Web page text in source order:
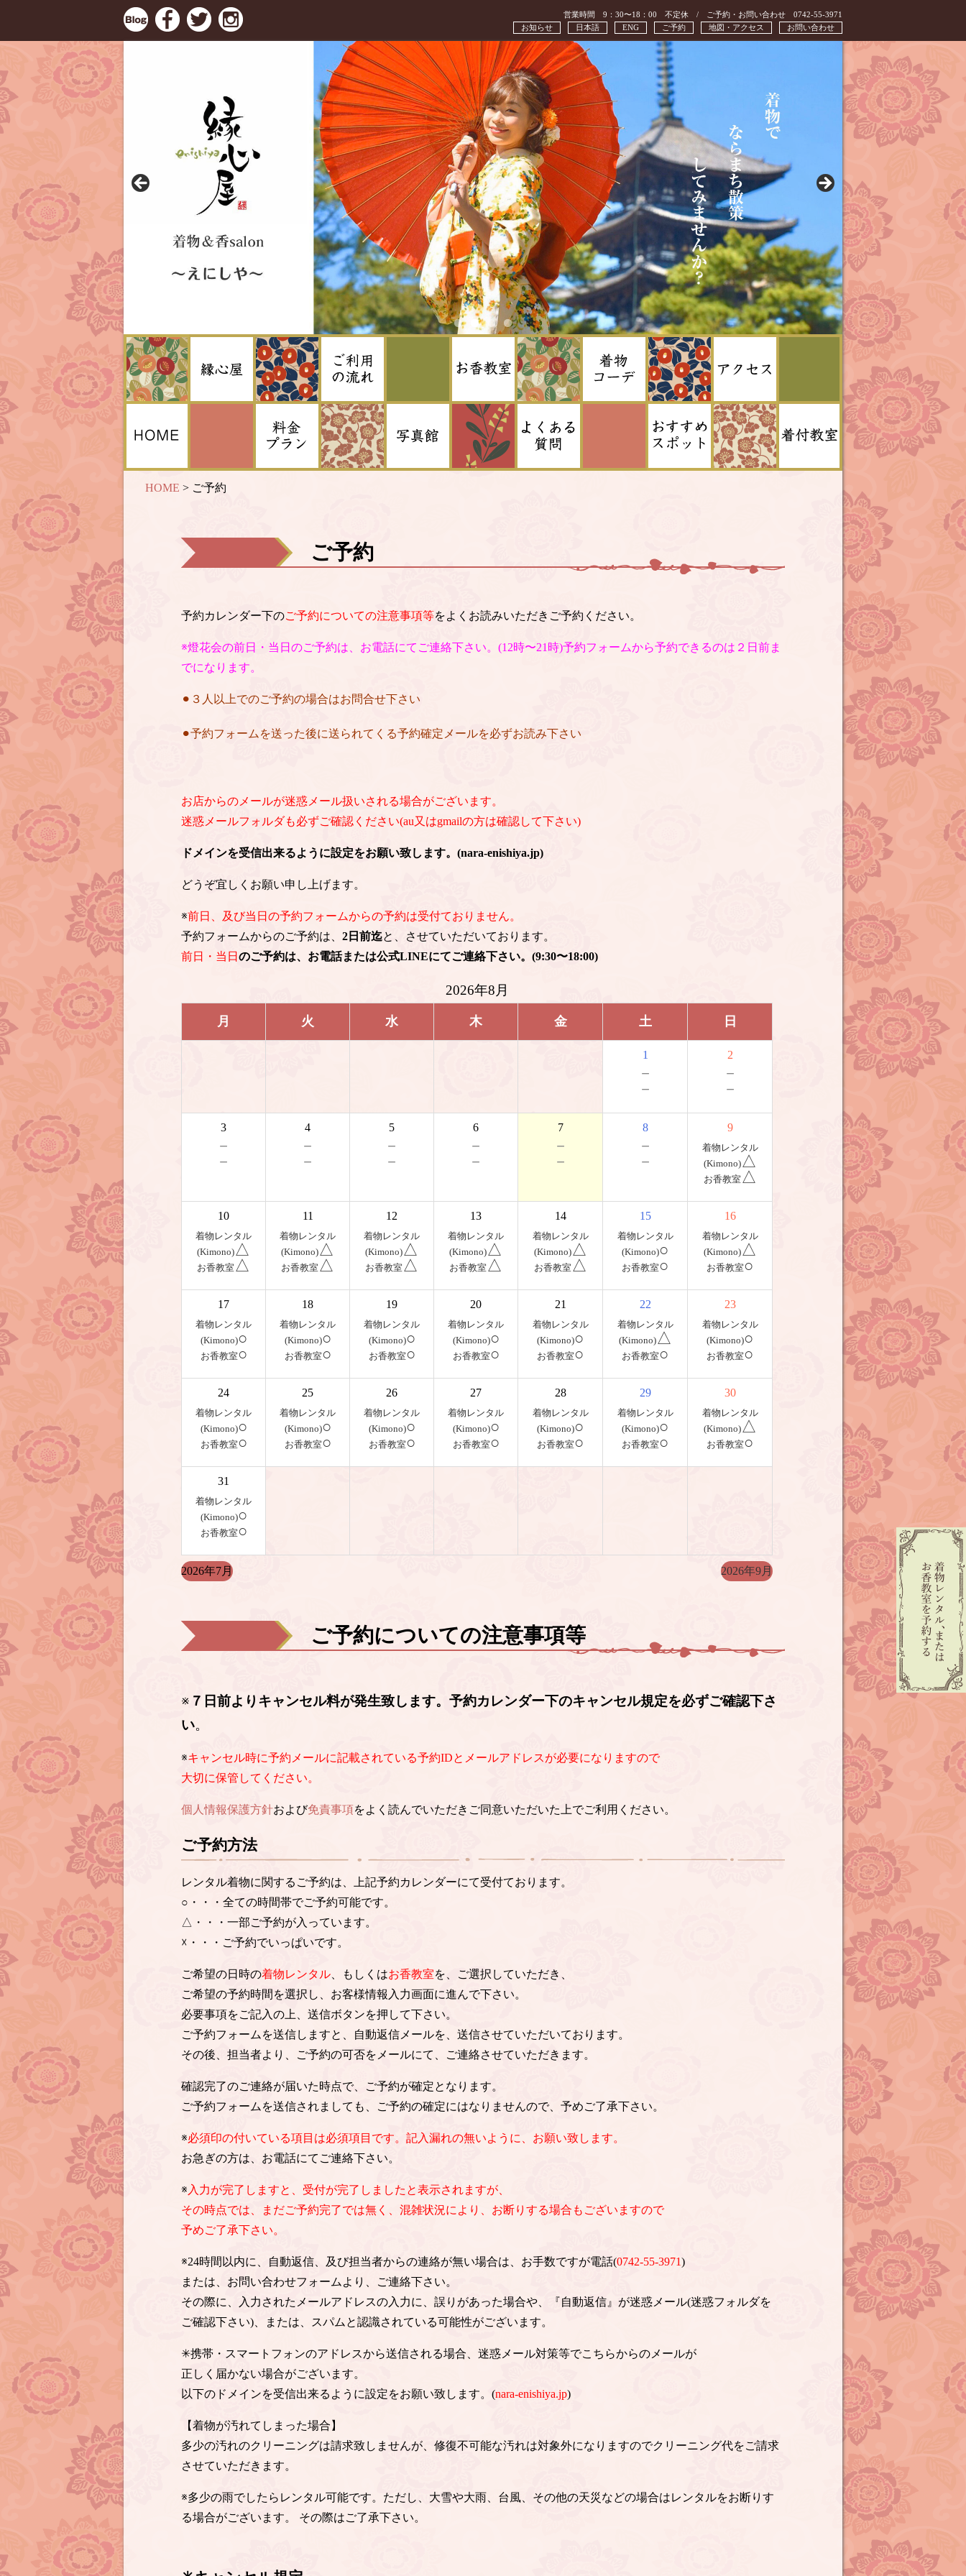
営業時間 9：30〜18：00 不定休 / ご予約・お問い合わせ 0742-55-3971
お問い合わせ
地図・アクセス
ご予約
ENG
日本語
お知らせ
HOME > ご予約
ご予約
予約カレンダー下のご予約についての注意事項等をよくお読みいただきご予約ください。
※燈花会の前日・当日のご予約は、お電話にてご連絡下さい。(12時〜21時)予約フォームから予約できるのは２日前ま
でになります。
⚫︎３人以上でのご予約の場合はお問合せ下さい
⚫︎予約フォームを送った後に送られてくる予約確定メールを必ずお読み下さい
お店からのメールが迷惑メール扱いされる場合がございます。
迷惑メールフォルダも必ずご確認ください(au又はgmailの方は確認して下さい)
ドメインを受信出来るように設定をお願い致します。(nara-enishiya.jp)
どうぞ宜しくお願い申し上げます。
※前日、及び当日の予約フォームからの予約は受付ておりません。
予約フォームからのご予約は、 2日前迄と、させていただいております。
前日・当日 のご予約は、お電話または公式LINEにてご連絡下さい。(9:30〜18:00)
2026年8月
月 火 水 木 金 土 日
1
－
－
2
－
－
3
－
－
4
－
－
5
－
－
6
－
－
7
－
－
8
－
－
9
着物レンタル
(Kimono)△
お香教室 △
10
着物レンタル
(Kimono) △
お香教室 △
11
着物レンタル
(Kimono) △
お香教室 △
12
着物レンタル
(Kimono) △
お香教室 △
13
着物レンタル
(Kimono) △
お香教室 △
14
着物レンタル
(Kimono)△
お香教室 △
15
着物レンタル
(Kimono)○
お香教室○
16
着物レンタル
(Kimono)△
お香教室○
17
着物レンタル
(Kimono)○
お香教室○
18
着物レンタル
(Kimono)○
お香教室○
19
着物レンタル
(Kimono)○
お香教室○
20
着物レンタル
(Kimono)○
お香教室○
21
着物レンタル
(Kimono)○
お香教室○
22
着物レンタル
(Kimono)△
お香教室○
23
着物レンタル
(Kimono)○
お香教室○
24
着物レンタル
(Kimono)○
お香教室○
25
着物レンタル
(Kimono)○
お香教室○
26
着物レンタル
(Kimono)○
お香教室○
27
着物レンタル
(Kimono)○
お香教室○
28
着物レンタル
(Kimono)○
お香教室○
29
着物レンタル
(Kimono)○
お香教室○
30
着物レンタル
(Kimono)△
お香教室○
31
着物レンタル
(Kimono)○
お香教室○
2026年7月 2026年9月
ご予約についての注意事項等
※ ７日前よりキャンセル料が発生致します。予約カレンダー下のキャンセル規定を必ずご確認下さ
い。
※キャンセル時に予約メールに記載されている予約IDとメールアドレスが必要になりますので
大切に保管してください。
個人情報保護方針および免責事項をよく読んでいただきご同意いただいた上でご利用ください。
ご予約方法
レンタル着物に関するご予約は、上記予約カレンダーにて受付ております。
○・・・全ての時間帯でご予約可能です。
△・・・一部ご予約が入っています。
☓・・・ご予約でいっぱいです。
ご希望の日時の着物レンタル 、もしくはお香教室を、ご選択していただき、
ご希望の予約時間を選択し、お客様情報入力画面に進んで下さい。
必要事項をご記入の上、送信ボタンを押して下さい。
ご予約フォームを送信しますと、自動返信メールを、送信させていただいております。
その後、担当者より、ご予約の可否をメールにて、ご連絡させていただきます。
確認完了のご連絡が届いた時点で、ご予約が確定となります。
ご予約フォームを送信されましても、ご予約の確定にはなりませんので、予めご了承下さい。
※必須印の付いている項目は必須項目です。記入漏れの無いように、お願い致します。
お急ぎの方は、お電話にてご連絡下さい。
※ 入力が完了しますと、受付が完了しましたと表示されますが、
その時点では、まだご予約完了では無く、混雑状況により、お断りする場合もございますので
予めご了承下さい。
※24時間以内に、自動返信、及び担当者からの連絡が無い場合は、お手数ですが電話(0742-55-3971)
または、お問い合わせフォームより、ご連絡下さい。
その際に、入力されたメールアドレスの入力に、誤りがあった場合や、『自動返信』が迷惑メール(迷惑フォルダを
ご確認下さい)、または、スパムと認識されている可能性がございます。
✳︎携帯・スマートフォンのアドレスから送信される場合、迷惑メール対策等でこちらからのメールが
正しく届かない場合がございます。
以下のドメインを受信出来るように設定をお願い致します。(nara-enishiya.jp)
【着物が汚れてしまった場合】
多少の汚れのクリーニングは請求致しませんが、修復不可能な汚れは対象外になりますのでクリーニング代をご請求
させていただきます。
※多少の雨でしたらレンタル可能です。ただし、大雪や大雨、台風、その他の天災などの場合はレンタルをお断りす
る場合がございます。 その際はご了承下さい。